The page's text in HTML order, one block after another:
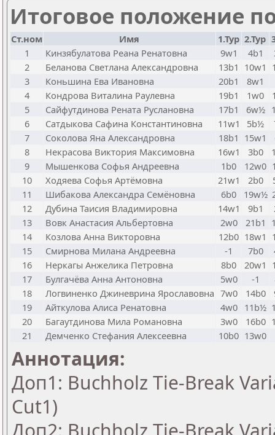
Итоговое положение
Ст.ном Имя 1.Тур 2.Тур
1
Кинзябулатова Реана Ренатовна 9w1 4b1
2
Беланова Светлана Александровна 13b1 10w1
3
Коньшина Ева Ивановна 20b1 8w1
4
Кондрова Виталина Раулевна 19b1 1w0
5
Сайфутдинова Рената Руслановна 17b1 6w½
6
Сатдыкова Сафина Константиновна 11w1 5b½
7
Соколова Яна Александровна 18b1 15w1
8
Некрасова Виктория Максимовна 16w1 3b0
9
Мышенкова Софья Андреевна 1b0 12w0
10
Ходяева Софья Артёмовна 21w1 2b0
11
Шибакова Александра Семёновна 6b0 19w½
12
Дубина Таисия Владимировна 14w1 9b1
13
Вовк Анастасия Альбертовна 2w0 21b1
14
Козлова Анна Викторовна 12b0 18w1
15
Смирнова Милана Андреевна -1 7b0
16
Неркагы Анжелика Петровна 8b0 20w1
17
Булгачёва Анна Антоновна 5w0 -1
18
Логвиненко Джиневрина Ярославовна 7w0 14b0
19
Айткулова Алиса Ренатовна 4w0 11b½
20
Багаутдинова Мила Романовна 3w0 16b0
21
Демченко Стефания Алексеевна 10b0 13w0
Аннотация:
Доп1: Buchholz Tie-Break
Cut1)